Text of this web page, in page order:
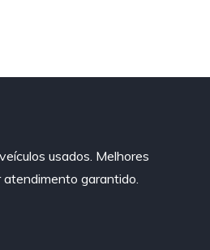
usados. Melhores
atendimento garantido.